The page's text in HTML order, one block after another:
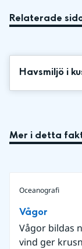
Relaterade
Havsmiljö i
Mer i detta
Oceanografi
Vågor
Vågor bildas
vind ger